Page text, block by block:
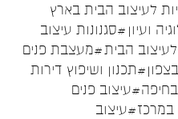
לעיצוב הבית בארץ
ועיון #סגנונות עיצוב
הבית#מעצבת פנים
#תכנון ושיפוץ דירות
#עיצוב פנים
#עיצוב